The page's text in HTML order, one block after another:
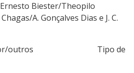
Biester/Theopilo
A. Gonçalves Dias e J. C.
Autor/outros Tipo de